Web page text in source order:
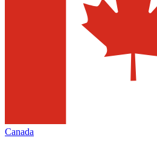
Canada